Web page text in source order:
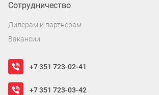
Сотрудничество
Дилерам и партнерам
Вакансии
+7 351 723-02-41
+7 351 723-03-42